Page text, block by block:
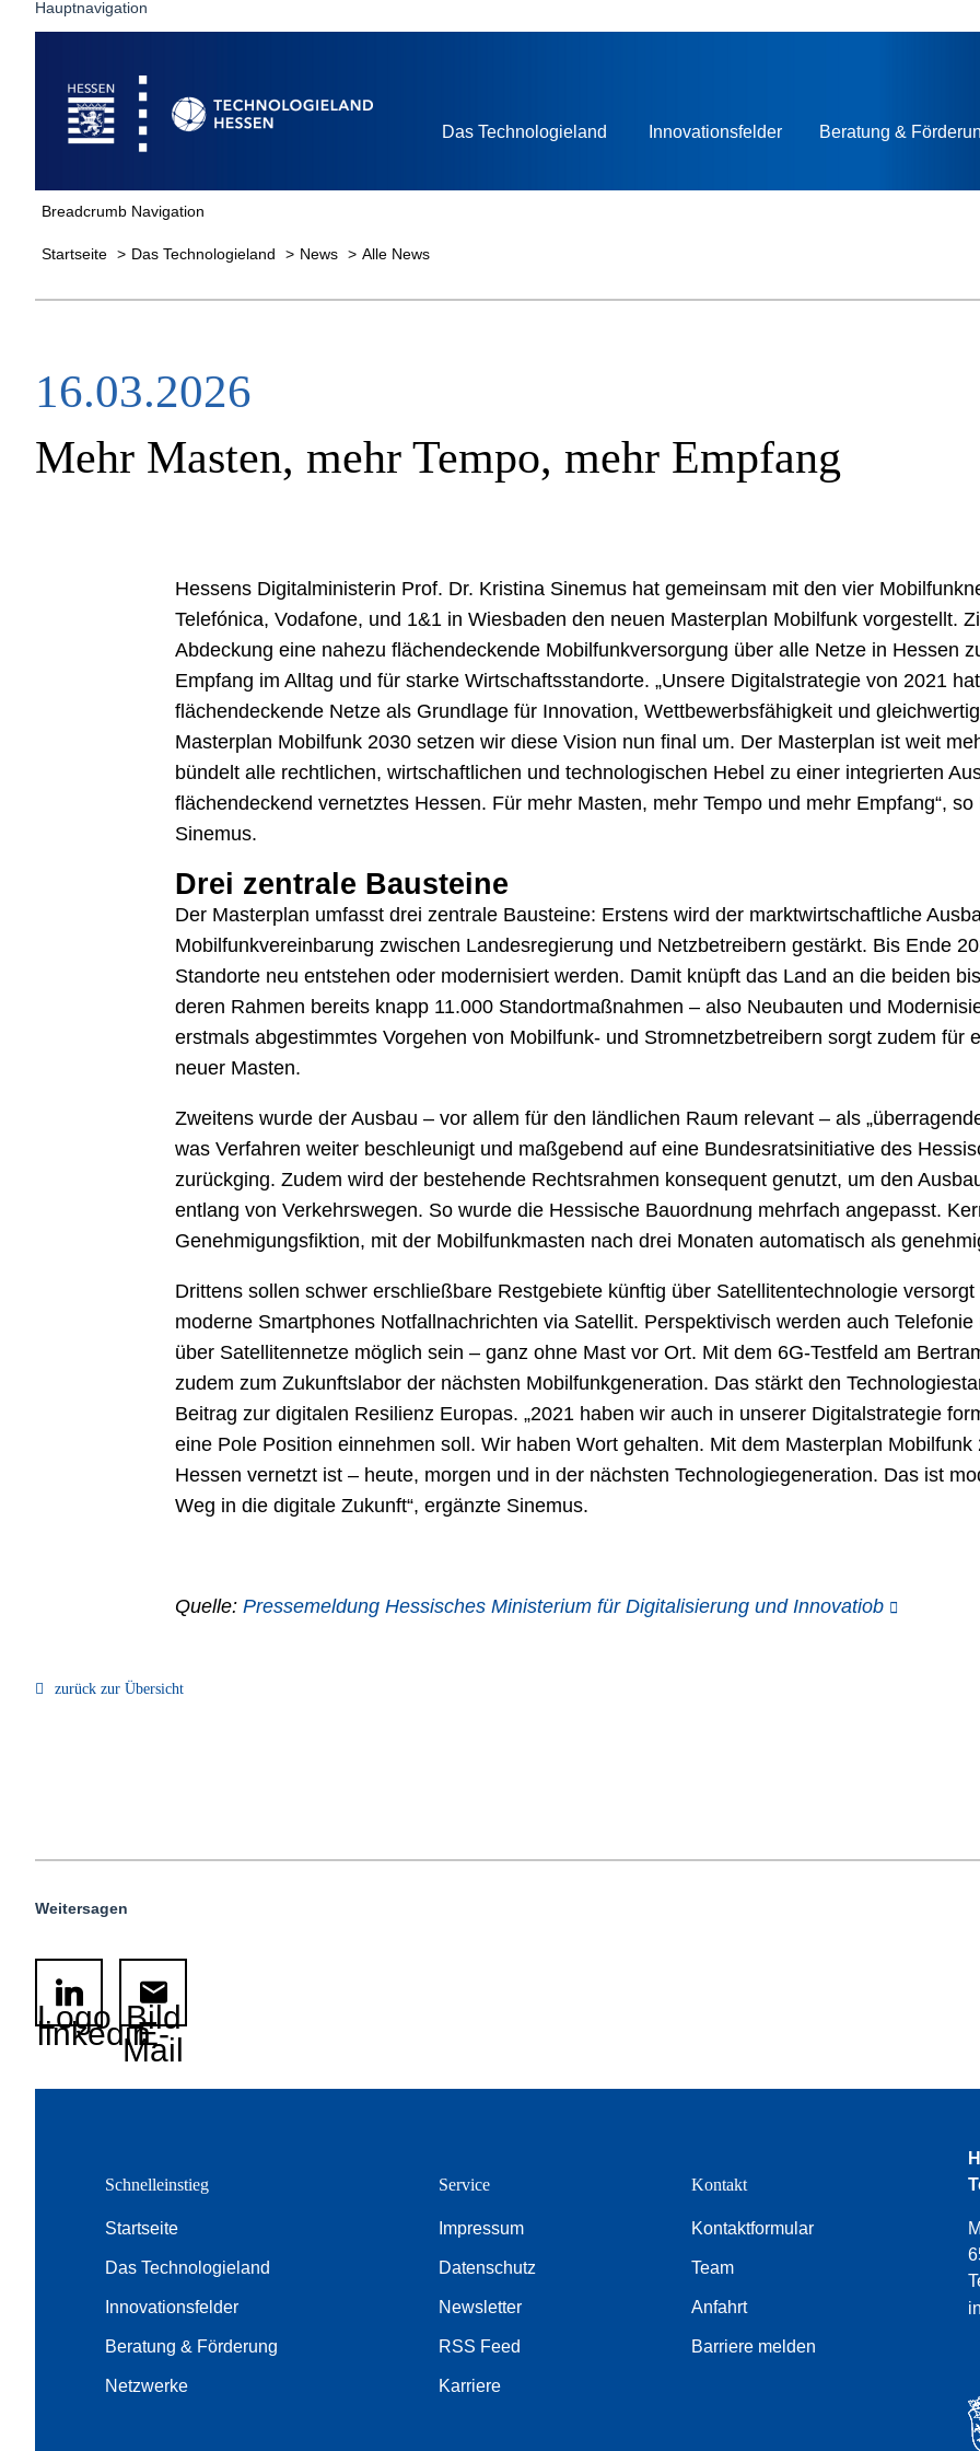
Hauptnavigation
Startseite
Das Technologieland Innovationsfelder Beratung &
Breadcrumb Navigation
Startseite Das Technologieland News Alle News
16.03.2026
Mehr Masten, mehr Tempo, mehr Empfang
Hessens Digitalministerin Prof. Dr. Kristina Sinemus hat gemeinsam mit den vier
Telefónica, Vodafone, und 1&1 in Wiesbaden den neuen Masterplan Mobilfunk vorgestellt.
Abdeckung eine nahezu flächendeckende Mobilfunkversorgung über alle Netze in Hessen
Empfang im Alltag und für starke Wirtschaftsstandorte. „Unsere Digitalstrategie von 2021
flächendeckende Netze als Grundlage für Innovation, Wettbewerbsfähigkeit und
Masterplan Mobilfunk 2030 setzen wir diese Vision nun final um. Der Masterplan ist weit
bündelt alle rechtlichen, wirtschaftlichen und technologischen Hebel zu einer integrierten
flächendeckend vernetztes Hessen. Für mehr Masten, mehr Tempo und mehr Empfang“,
Sinemus.
Drei zentrale Bausteine
Der Masterplan umfasst drei zentrale Bausteine: Erstens wird der marktwirtschaftliche
Mobilfunkvereinbarung zwischen Landesregierung und Netzbetreibern gestärkt. Bis Ende
Standorte neu entstehen oder modernisiert werden. Damit knüpft das Land an die beiden
deren Rahmen bereits knapp 11.000 Standortmaßnahmen – also Neubauten und
erstmals abgestimmtes Vorgehen von Mobilfunk- und Stromnetzbetreibern sorgt zudem für
neuer Masten.
Zweitens wurde der Ausbau – vor allem für den ländlichen Raum relevant – als
was Verfahren weiter beschleunigt und maßgebend auf eine Bundesratsinitiative des
zurückging. Zudem wird der bestehende Rechtsrahmen konsequent genutzt, um den
entlang von Verkehrswegen. So wurde die Hessische Bauordnung mehrfach angepasst.
Genehmigungsfiktion, mit der Mobilfunkmasten nach drei Monaten automatisch als
Drittens sollen schwer erschließbare Restgebiete künftig über Satellitentechnologie
moderne Smartphones Notfallnachrichten via Satellit. Perspektivisch werden auch
über Satellitennetze möglich sein – ganz ohne Mast vor Ort. Mit dem 6G-Testfeld am
zudem zum Zukunftslabor der nächsten Mobilfunkgeneration. Das stärkt den
Beitrag zur digitalen Resilienz Europas. „2021 haben wir auch in unserer Digitalstrategie
eine Pole Position einnehmen soll. Wir haben Wort gehalten. Mit dem Masterplan
Hessen vernetzt ist – heute, morgen und in der nächsten Technologiegeneration. Das ist
Weg in die digitale Zukunft“, ergänzte Sinemus.
Quelle: Pressemeldung Hessisches Ministerium für Digitalisierung und Innovatiob
zurück zur Übersicht
Weitersagen
Logo
linkedinBild
E-
Mail
Schnelleinstieg
Startseite
Das Technologieland
Innovationsfelder
Beratung & Förderung
Netzwerke
Service
Impressum
Datenschutz
Newsletter
RSS Feed
Karriere
Kontakt
Kontaktformular
Team
Anfahrt
Barriere melden